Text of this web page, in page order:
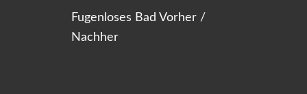
Fugenloses Bad Vorher /
Nachher